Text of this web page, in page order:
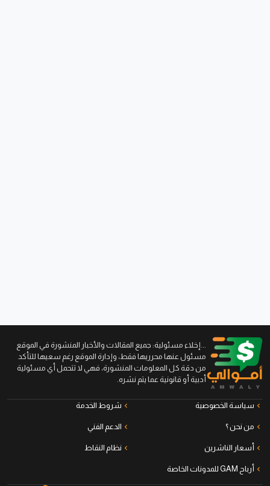
...إخلاء مسئولية: جميع المقالات والأخبار المنشورة في الموقع
مسئول عنها محرريها فقط، وإدارة الموقع رغم سعيها للتأكد
من دقة كل المعلومات المنشورة، فهي لا تتحمل أي مسئولية
أدبية أو قانونية عما يتم نشره.
سياسة الخصوصية شروط الخدمة
من نحن ؟ الدعم الفني
أسعار الناشرين نظام النقاط
أرباح GAM للمدونات الخاصة